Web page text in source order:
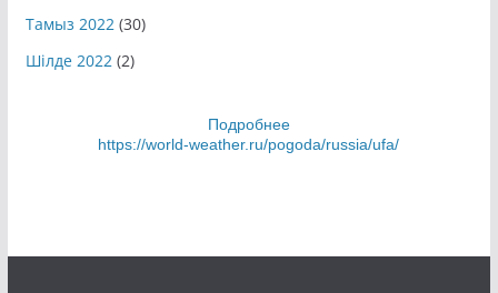
Тамыз 2022(30)
Шілде 2022(2)
Подробнее
https://world-weather.ru/pogoda/russia/ufa/